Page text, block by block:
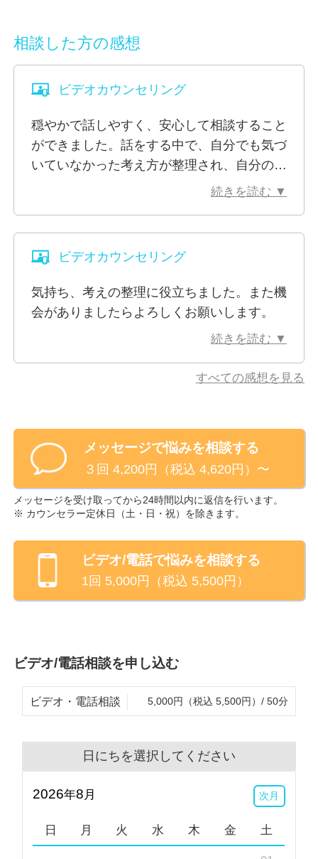
グをさせて頂いています。
悩みを乗り越えるヒントは案外身近なところ、自分の
心にあります。
自分の心の中を整理して、いろんな自分を認めること
かるかもしれません。
カウンセリングであなたが抱えている悩みを一緒に考
え、解決するお手伝いをさせていただけたらと思いま
また、働きやすさは職場の環境調整がとても大切にな
ります。整理整頓、物事の段取りや人の調整が苦手な
方には、具体的にどのようにすればできるようになる
【対応可能な心理療法】
相談した方の感想
ビデオカウンセリング
穏やかで話しやすく、安心して相談すること
ができました。話をする中で、自分でも気づ
いていなかった考え方が整理され、自分の気
持ちが少しずつ見えてきました。
やキャリアについて前向きな気持ちになれま
した。
ありがとうございました。
続きを読む ▼
ビデオカウンセリング
気持ち、考えの整理に役立ちました。また機
会がありましたらよろしくお願いします。
続きを読む ▼
すべての感想を見る
メッセージで悩みを相談する
３回 4,200円（税込 4,620円）〜
メッセージを受け取ってから24時間以内に返信を行います。
※ カウンセラー定休日（土・日・祝）を除きます。
ビデオ/電話で悩みを相談する
1回 5,000円（税込 5,500円）
ビデオ/電話相談を申し込む
ビデオ・電話相談 5,000円（税込 5,500円）/ 50分
日にちを選択してください
2026年8 月 次月
日 月 火 水 木 金 土